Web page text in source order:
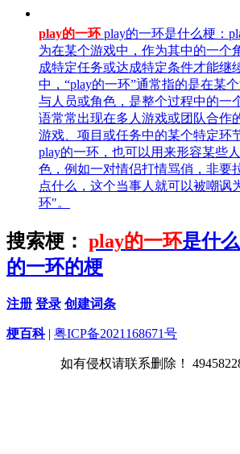
play的一环 play的一环是什么梗：
为在某个游戏中，作为其中的一个
成特定任务或达成特定条件才能继
中，“play的一环”通常指的是在某
与人员或角色，是整个过程中的一
语常常出现在多人游戏或团队合作
游戏、项目或任务中的某个特定环
play的一环，也可以用来形容某些
色，例如一对情侣打情骂俏，非要
点什么，这个当事人就可以被嘲讽
环"。
搜索梗： play的一环是什
的一环的梗
注册 登录 创建词条
梗百科 | 粤ICP备2021168671号
如有侵权请联系删除！